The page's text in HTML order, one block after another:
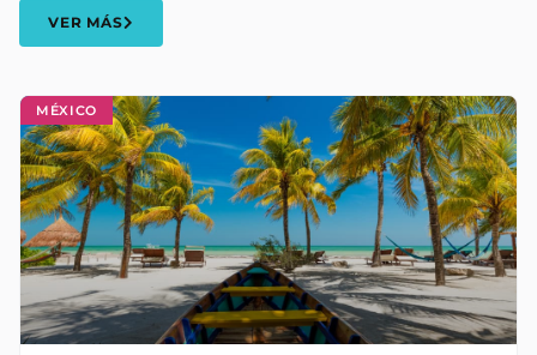
MÉXICO
VER MÁS